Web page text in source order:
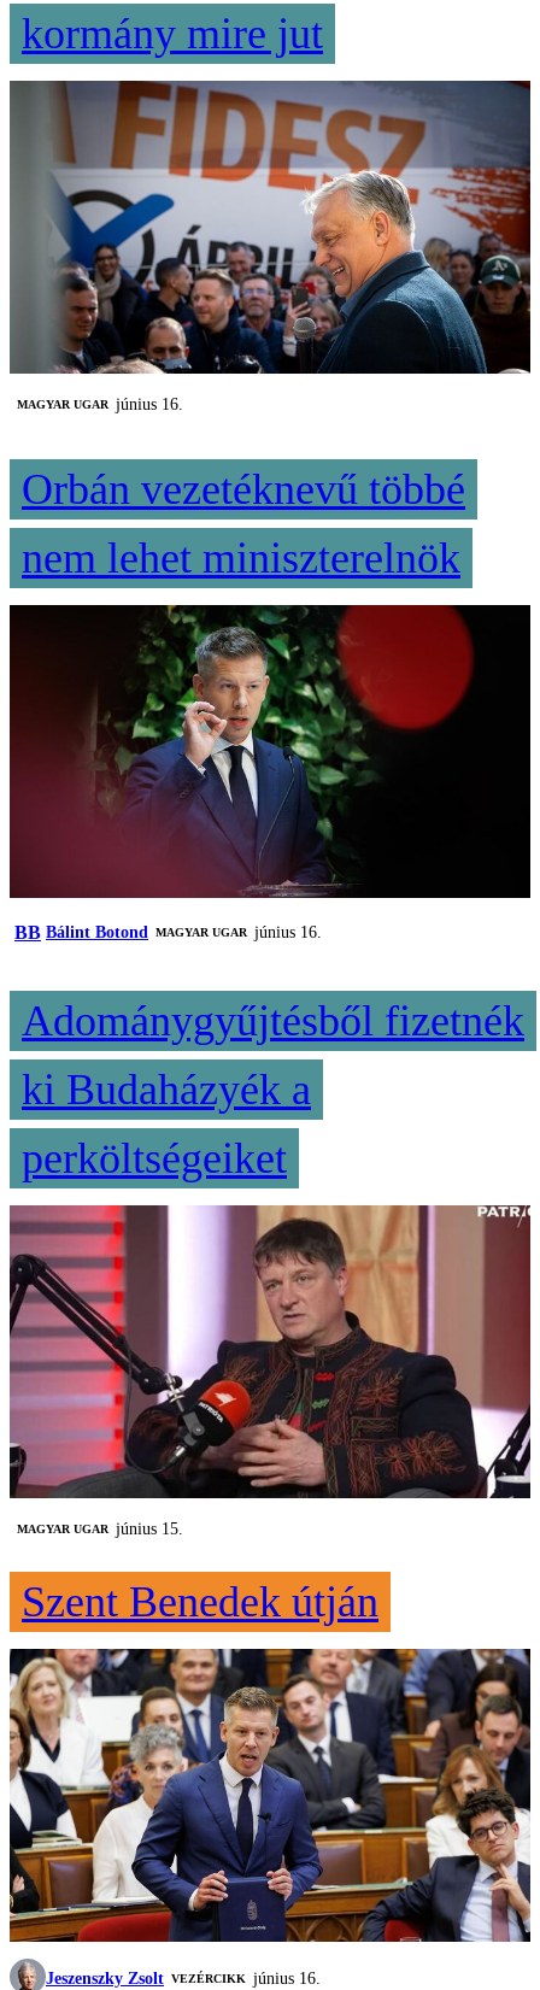
kormány mire jut
MAGYAR UGAR június 16.
Orbán vezetéknevű többé
nem lehet miniszterelnök
BB Bálint Botond MAGYAR UGAR június 16.
Adománygyűjtésből fizetnék
ki Budaházyék a
perköltségeiket
MAGYAR UGAR június 15.
Szent Benedek útján
Jeszenszky Zsolt VEZÉRCIKK június 16.